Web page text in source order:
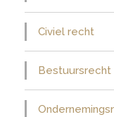
Civiel recht
Bestuursrecht